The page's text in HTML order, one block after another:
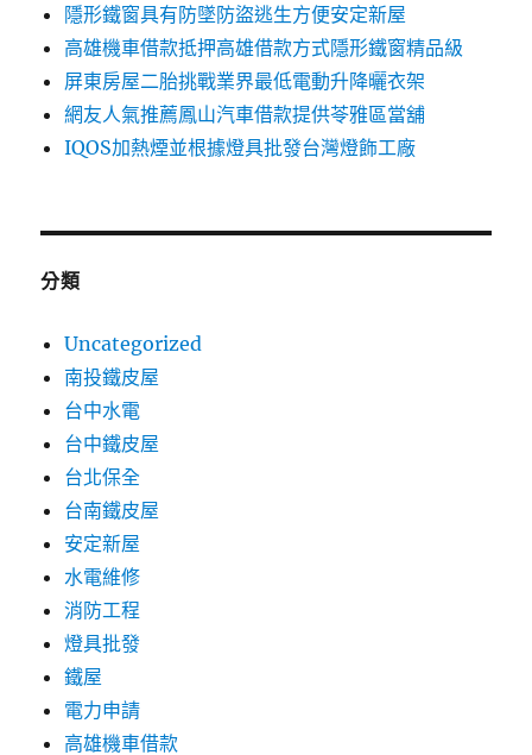
隱形鐵窗具有防墜防盜逃生方便安定新屋
高雄機車借款抵押高雄借款方式隱形鐵窗精品級
屏東房屋二胎挑戰業界最低電動升降曬衣架
網友人氣推薦鳳山汽車借款提供苓雅區當舖
IQOS加熱煙並根據燈具批發台灣燈飾工廠
分類
Uncategorized
南投鐵皮屋
台中水電
台中鐵皮屋
台北保全
台南鐵皮屋
安定新屋
水電維修
消防工程
燈具批發
鐵屋
電力申請
高雄機車借款